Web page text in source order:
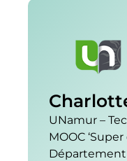
UNamur –
MOOC